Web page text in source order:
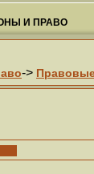
И ПРАВО
->